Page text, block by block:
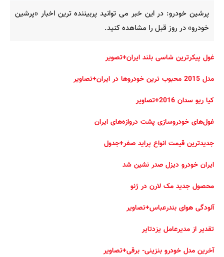
پرشین خودرو: در این خبر می توانید پربیننده ترین اخبار «پرشین
خودرو» در روز قبل را مشاهده کنید.
غول پیکرترین شاسی بلند ایران+تصویر
مدل 2015 محبوب ترین خودروها در ایران+تصاویر
کیا ریو سدان 2016+تصاویر
غول‌های خودروسازی پشت دروازه‌های ایران
جدیدترین قیمت انواع پراید صفر+جدول
ایران خودرو دیزل صدر نشین شد
محصول جدید مک لارن در ژنو
آلودگی هوای بندرعباس+تصاویر
تقدیر از مدیرعامل یزدتایر
آخرین مدل خودرو بنزینی- برقی+تصاویر